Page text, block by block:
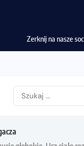
Zerknij na nasze